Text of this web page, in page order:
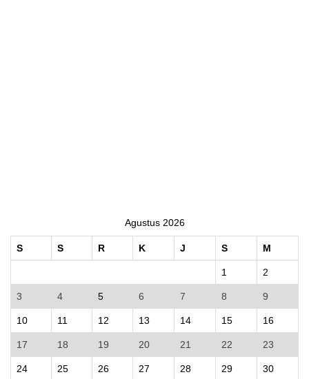
Agustus 2026
S S R K J S M
1 2
3 4 5 6 7 8 9
10 11 12 13 14 15 16
17 18 19 20 21 22 23
24 25 26 27 28 29 30